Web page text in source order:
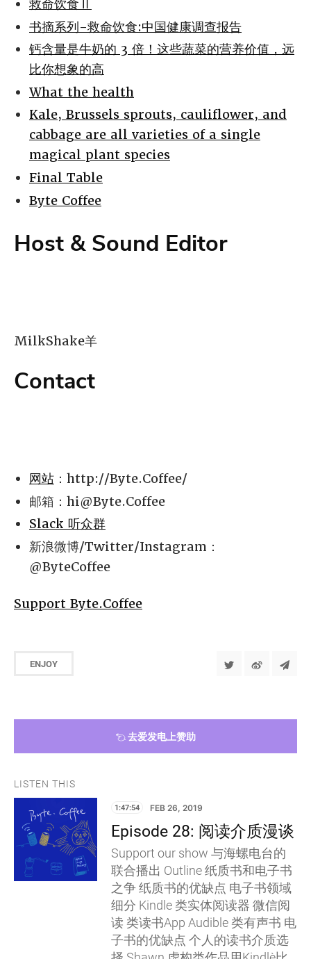
救命饮食Ⅱ
书摘系列-救命饮食:中国健康调查报告
钙含量是牛奶的 3 倍！这些蔬菜的营养价值，远
比你想象的高
What the health
Kale, Brussels sprouts, cauliflower, and
cabbage are all varieties of a single
magical plant species
Final Table
Byte Coffee
Host & Sound Editor
MilkShake羊
Contact
网站 ：http://Byte.Coffee/
邮箱： hi@Byte.Coffee
Slack 听众群
新浪微博/Twitter/Instagram：
@ByteCoffee
Support Byte.Coffee
ENJOY
去爱发电上赞助
LISTEN THIS
1:47:54 FEB 26, 2019
Episode 28: 阅读介质漫谈
Support our show 与海螺电台的
联合播出 Outline 纸质书和电子书
之争 纸质书的优缺点 电子书领域
细分 Kindle 类实体阅读器 微信阅
读 类读书App Audible 类有声书 电
子书的优缺点 个人的读书介质选